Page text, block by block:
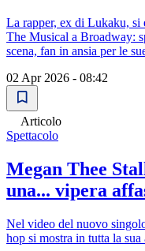
La rapper, ex di Lukaku, si
The Musical a Broadway:
scena, fan in ansia per le
02 Apr 2026 - 08:42
Articolo
Spettacolo
Megan Thee
una... vipera
Nel video del nuovo
hop si mostra in tutta la